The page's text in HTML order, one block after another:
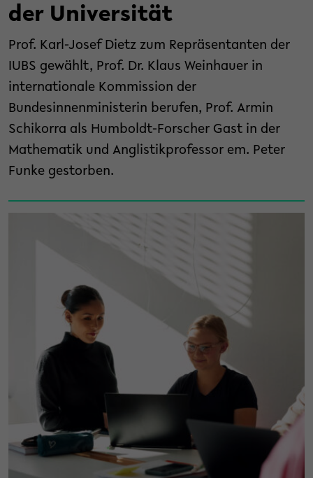
der Universität
Prof. Karl-Josef Dietz zum Repräsentanten der
IUBS gewählt, Prof. Dr. Klaus Weinhauer in
internationale Kommission der
Bundesinnenministerin berufen, Prof. Armin
Schikorra als Humboldt-Forscher Gast in der
Mathematik und Anglistikprofessor em. Peter
Funke gestorben.